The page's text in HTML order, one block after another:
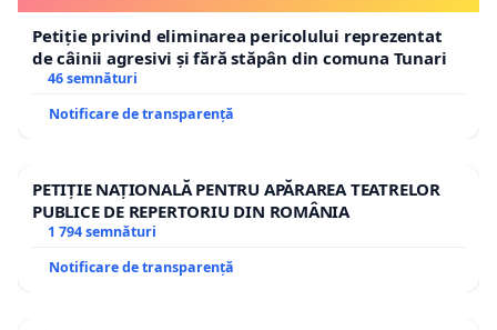
Petiție privind eliminarea pericolului reprezentat
de câinii agresivi și fără stăpân din comuna Tunari
46 semnături
Notificare de transparență
PETIȚIE NAȚIONALĂ PENTRU APĂRAREA TEATRELOR
PUBLICE DE REPERTORIU DIN ROMÂNIA
1 794 semnături
Notificare de transparență